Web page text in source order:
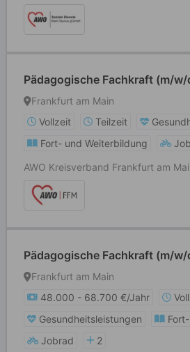
Pädagogische Fachkraft (m/
Frankfurt am Main
Vollzeit
Teilzeit
Fort- und Weiterbildung
AWO Kreisverband Frankfurt am
Pädagogische Fachkraft (m/
Frankfurt am Main
48.000 - 68.700 €/Jahr
Gesundheitsleistungen
Jobrad
2